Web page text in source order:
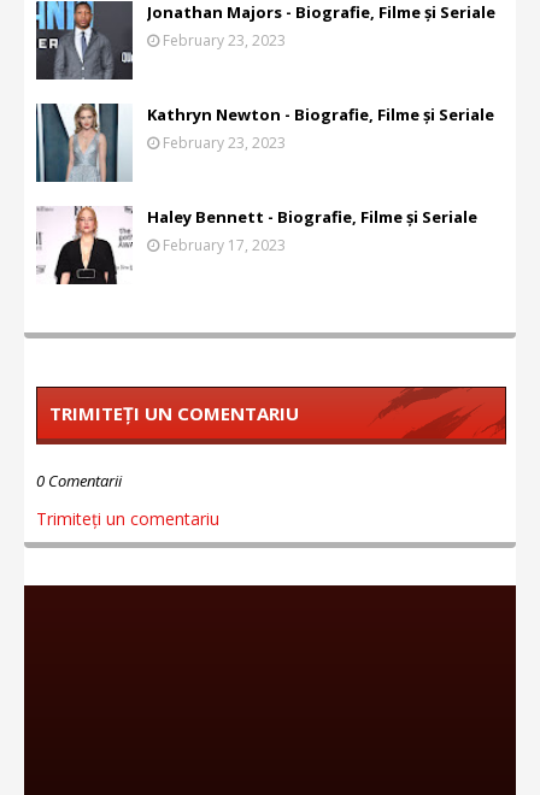
Jonathan Majors - Biografie, Filme și Seriale
February 23, 2023
Kathryn Newton - Biografie, Filme și Seriale
February 23, 2023
Haley Bennett - Biografie, Filme și Seriale
February 17, 2023
TRIMITEȚI UN COMENTARIU
0 Comentarii
Trimiteți un comentariu